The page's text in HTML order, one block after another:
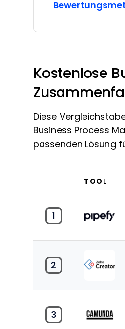
Kostenlose
Diese
Business Process
passenden Lösung
TOOL
1
2
3